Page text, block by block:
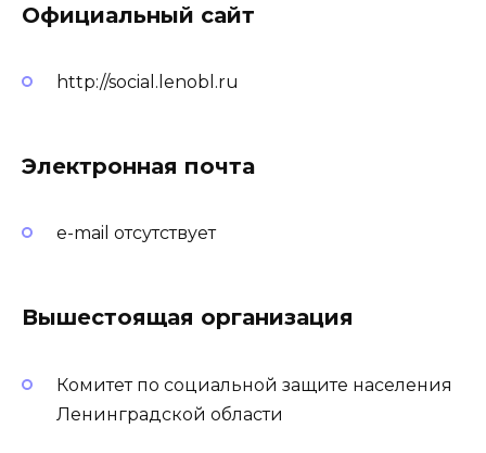
Официальный сайт
http://social.lenobl.ru
Электронная почта
e-mail отсутствует
Вышестоящая организация
Комитет по социальной защите населения
Ленинградской области